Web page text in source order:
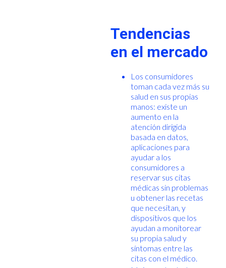
Tendencias
en el mercado
Los consumidores
toman cada vez más su
salud en sus propias
manos: existe un
aumento en la
atención dirigida
basada en datos,
aplicaciones para
ayudar a los
consumidores a
reservar sus citas
médicas sin problemas
u obtener las recetas
que necesitan, y
dispositivos que los
ayudan a monitorear
su propia salud y
síntomas entre las
citas con el médico.